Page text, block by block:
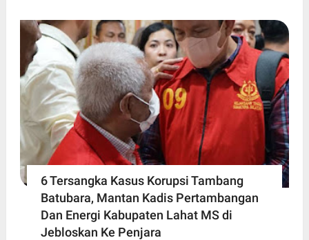
6 Tersangka Kasus Korupsi Tambang
Batubara, Mantan Kadis Pertambangan
Dan Energi Kabupaten Lahat MS di
Jebloskan Ke Penjara